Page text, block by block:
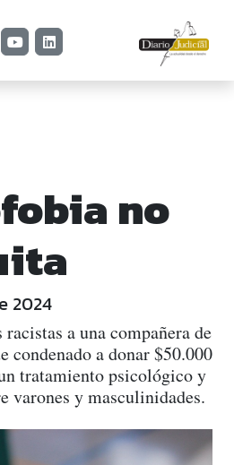
no
2024
a una compañera de
condenado a donar $50.000
tratamiento psicológico y
varones y masculinidades.